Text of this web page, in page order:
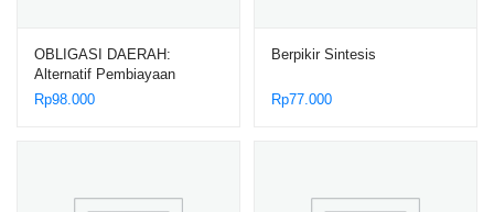
OBLIGASI DAERAH:
Alternatif Pembiayaan
Pembangunan Daerah
Rp98.000
Berpikir Sintesis
Rp77.000